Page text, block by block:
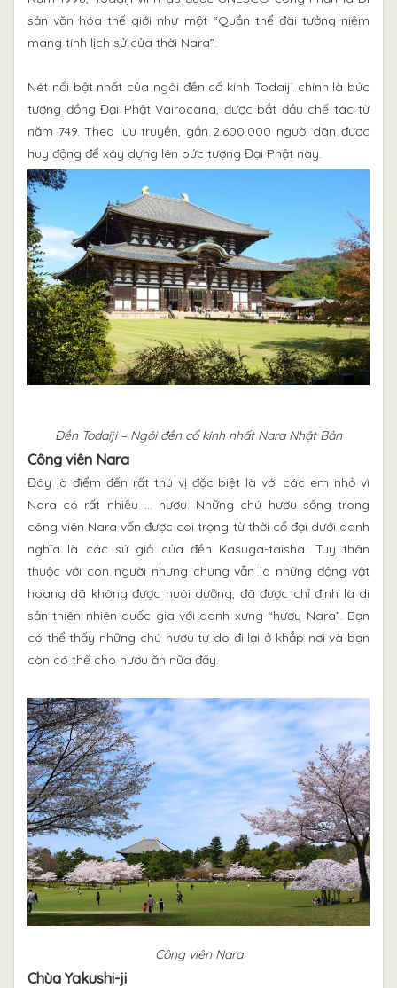
sản văn hóa thế giới như một “Quần thể đài tưởng niệm
mang tính lịch sử của thời Nara”.
Nét nổi bật nhất của ngôi đền cổ kính Todaiji chính là bức
tượng đồng Đại Phật Vairocana, được bắt đầu chế tác từ
năm 749. Theo lưu truyền, gần 2.600.000 người dân được
huy động để xây dựng lên bức tượng Đại Phật này.
Đền Todaiji – Ngôi đền cổ kính nhất Nara Nhật Bản
Công viên Nara
Đây là điểm đến rất thú vị đặc biệt là với các em nhỏ vì
Nara có rất nhiều … hươu. Những chú hươu sống trong
công viên Nara vốn được coi trọng từ thời cổ đại dưới danh
nghĩa là các sứ giả của đền Kasuga-taisha. Tuy thân
thuộc với con người nhưng chúng vẫn là những động vật
hoang dã không được nuôi dưỡng, đã được chỉ định là di
sản thiên nhiên quốc gia với danh xưng “hươu Nara”. Bạn
có thể thấy những chú hươu tự do đi lại ở khắp nơi và bạn
còn có thể cho hươu ăn nữa đấy.
Công viên Nara
Chùa Yakushi-ji